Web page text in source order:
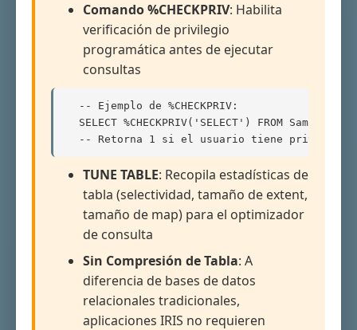
Comando %CHECKPRIV: Habilita
verificación de privilegio
programática antes de ejecutar
consultas
  -- Ejemplo de %CHECKPRIV:
SELECT %CHECKPRIV('SELECT') FROM
-- Retorna 1 si el usuario tiene
TUNE TABLE: Recopila estadísticas de
tabla (selectividad, tamaño de extent,
tamaño de map) para el optimizador
de consulta
Sin Compresión de Tabla: A
diferencia de bases de datos
relacionales tradicionales,
aplicaciones IRIS no requieren